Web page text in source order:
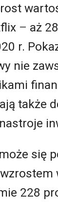
– aż
r.
nie
także
się
228